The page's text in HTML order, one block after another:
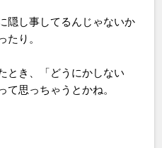
隠し事してるんじゃないか
り。
とき、「どうにかしない
て思っちゃうとかね。